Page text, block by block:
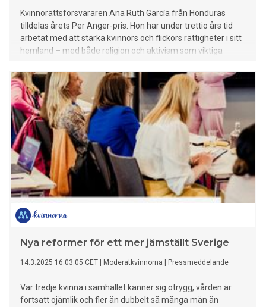
Kvinnorättsförsvararen Ana Ruth García från Honduras
tilldelas årets Per Anger-pris. Hon har under trettio års tid
arbetat med att stärka kvinnors och flickors rättigheter i sitt
hemland – med både religion och aktivism som viktiga
internationella pris för mänskliga rättigheter och demokrati,
delas ut den 15 maj.
Nya reformer för ett mer jämställt Sverige
14.3.2025 16:03:05 CET Moderatkvinnorna Pressmeddelande
Var tredje kvinna i samhället känner sig otrygg, vården är
fortsatt ojämlik och fler än dubbelt så många män än